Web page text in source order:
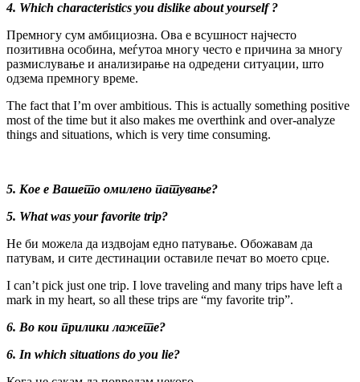
4. Which characteristics you dislike about yourself ?
Премногу сум амбициозна. Ова е всушност најчесто
позитивна особина, меѓутоа многу често е причина за многу
размислување и анализирање на одредени ситуации, што
одзема премногу време.
The fact that I’m over ambitious. This is actually something positive
most of the time but it also makes me overthink and over-analyze
things and situations, which is very time consuming.
5. Кое е Вашето омилено патување?
5. What was your favorite trip?
Не би можела да издвојам едно патување. Обожавам да
патувам, и сите дестинации оставиле печат во моето срце.
I can’t pick just one trip. I love traveling and many trips have left a
mark in my heart, so all these trips are “my favorite trip”.
6. Во кои прилики лажете?
6. In which situations do you lie?